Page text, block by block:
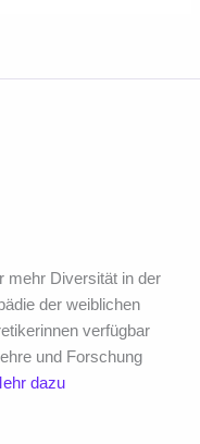
mehr Diversität in der
der weiblichen
verfügbar
und Forschung
dazu